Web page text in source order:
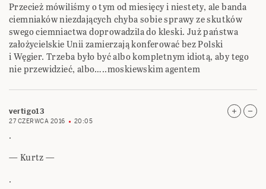
Przecież mówiliśmy o tym od miesięcy i niestety, ale banda
ciemniaków niezdających chyba sobie sprawy ze skutków
swego ciemniactwa doprowadzila do kleski. Już państwa
założycielskie Unii zamierzają konferować bez Polski
i Węgier. Trzeba było być albo kompletnym idiotą, aby tego
nie przewidzieć, albo…..moskiewskim agentem
vertigo13
27 CZERWCA 2016 20:05
.
— Kurtz —
.